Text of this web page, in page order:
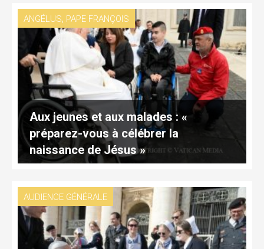
ANGÉLUS, PAPE FRANÇOIS
Aux jeunes et aux malades : «
préparez-vous à célébrer la
naissance de Jésus »
AUDIENCE GÉNÉRALE